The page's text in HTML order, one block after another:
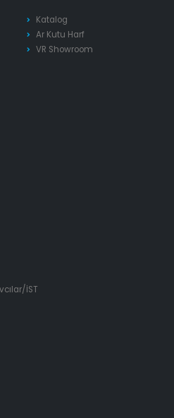
Katalog
Ar Kutu Harf
VR Showroom
İST